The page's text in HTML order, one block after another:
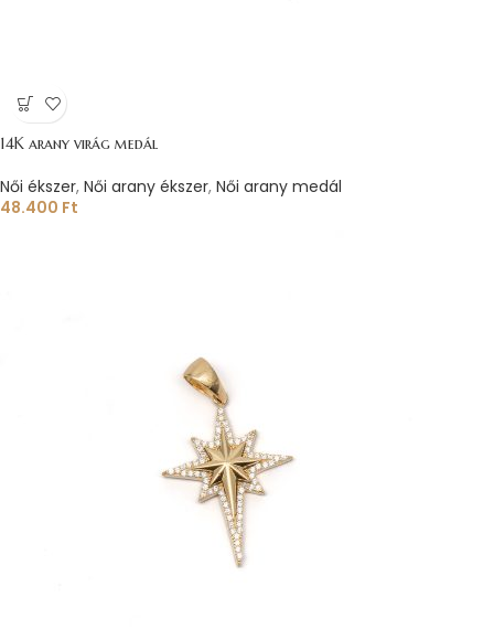
14K arany virág medál
Női ékszer, Női arany ékszer, Női arany medál
48.400 Ft